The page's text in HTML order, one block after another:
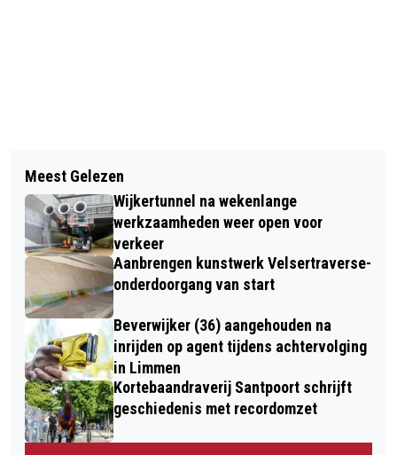
VERMISTE EN GEVONDEN DIEREN
DIERENAMBULANCE KENNEMERLAND
EN AMIVEDI 23/2/2025
ONTDEK, LEER EN EXPERIMENTEER IN
HET TALENTENLAB VAN BIBLIOTHEEK
IJMOND NOORD
Meest Gelezen
Wijkertunnel na wekenlange
werkzaamheden weer open voor
verkeer
Aanbrengen kunstwerk Velsertraverse-
onderdoorgang van start
Beverwijker (36) aangehouden na
inrijden op agent tijdens achtervolging
in Limmen
Kortebaandraverij Santpoort schrijft
geschiedenis met recordomzet